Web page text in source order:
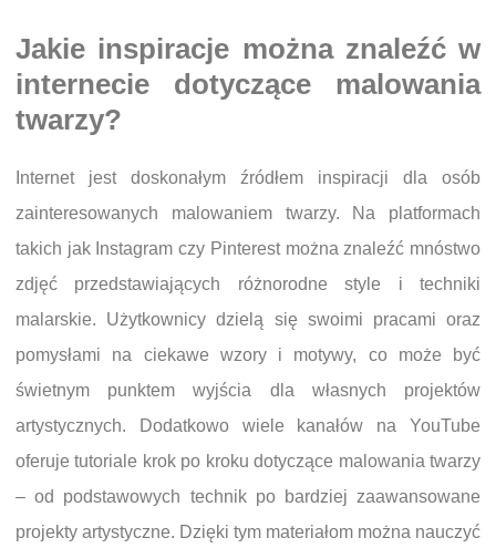
Jakie inspiracje można znaleźć w
internecie dotyczące malowania
twarzy?
Internet jest doskonałym źródłem inspiracji dla osób
zainteresowanych malowaniem twarzy. Na platformach
takich jak Instagram czy Pinterest można znaleźć mnóstwo
zdjęć przedstawiających różnorodne style i techniki
malarskie. Użytkownicy dzielą się swoimi pracami oraz
pomysłami na ciekawe wzory i motywy, co może być
świetnym punktem wyjścia dla własnych projektów
artystycznych. Dodatkowo wiele kanałów na YouTube
oferuje tutoriale krok po kroku dotyczące malowania twarzy
– od podstawowych technik po bardziej zaawansowane
projekty artystyczne. Dzięki tym materiałom można nauczyć